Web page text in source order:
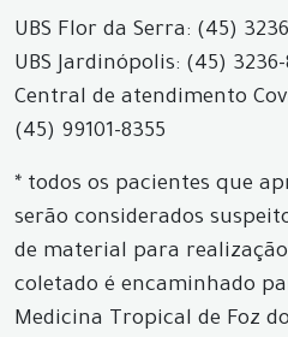
UBS Flor da Serra: (45)
UBS Jardinópolis: (45)
Central de atendimento
(45) 99101-8355
* todos os pacientes que
serão considerados
de material para
coletado é encaminhado
Medicina Tropical de Foz